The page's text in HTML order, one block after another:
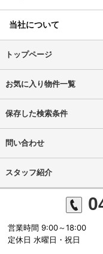
当社について
トップページ
お気に入り物件一覧
保存した検索条件
問い合わせ
スタッフ紹介
営業時間 9:00～18:00
定休日 水曜日・祝日